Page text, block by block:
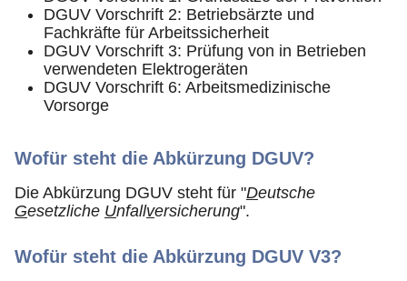
DGUV Vorschrift 2: Betriebsärzte und
Fachkräfte für Arbeitssicherheit
DGUV Vorschrift 3: Prüfung von in Betrieben
verwendeten Elektrogeräten
DGUV Vorschrift 6: Arbeitsmedizinische
Vorsorge
Wofür steht die Abkürzung DGUV?
Die Abkürzung DGUV steht für "Deutsche
Gesetzliche Unfallversicherung".
Wofür steht die Abkürzung DGUV V3?